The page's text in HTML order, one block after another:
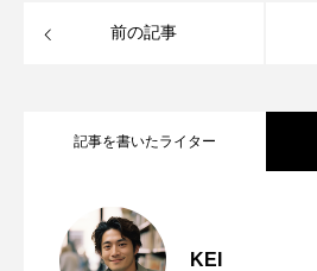
前の記事
記事を書いたライター
KEI
2025.11.07
始